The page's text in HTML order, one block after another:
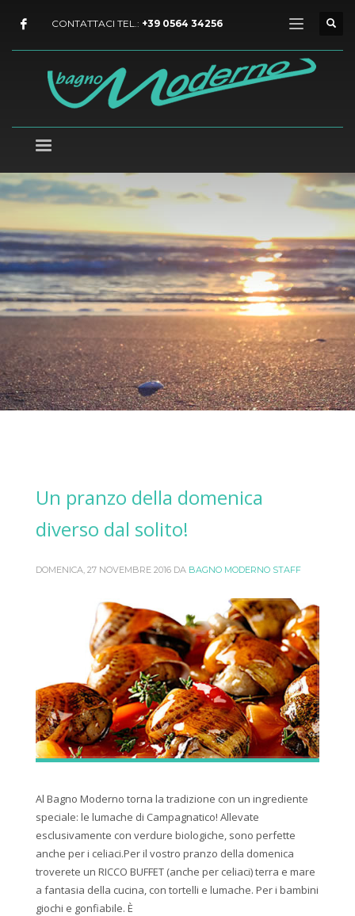
CONTATTACI TEL.: +39 0564 34256
Un pranzo della domenica
diverso dal solito!
DOMENICA, 27 NOVEMBRE 2016 DA BAGNO MODERNO STAFF
Al Bagno Moderno torna la tradizione con un ingrediente
speciale: le lumache di Campagnatico! Allevate
esclusivamente con verdure biologiche, sono perfette
anche per i celiaci.Per il vostro pranzo della domenica
troverete un RICCO BUFFET (anche per celiaci) terra e mare
a fantasia della cucina, con tortelli e lumache. Per i bambini
giochi e gonfiabile. È